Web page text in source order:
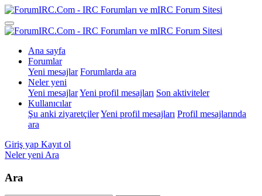
Ana sayfa
Forumlar
Yeni mesajlar Forumlarda ara
Neler yeni
Yeni mesajlarYeni profil mesajları Son aktiviteler
Kullanıcılar
Şu anki ziyaretçilerYeni profil mesajları Profil mesajlarında
ara
Giriş yap Kayıt ol
Neler yeni Ara
Ara